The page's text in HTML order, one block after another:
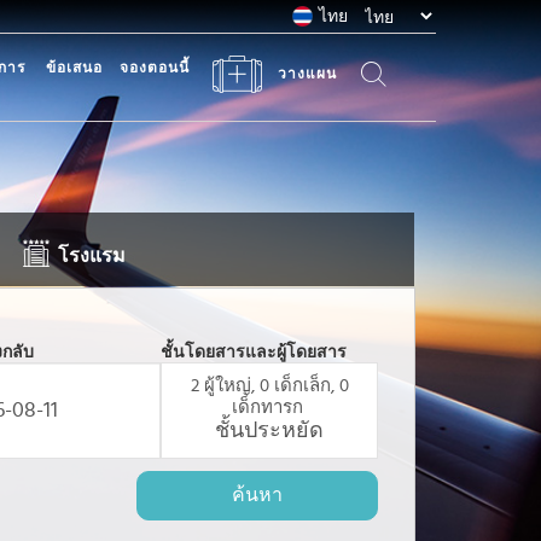
โรงแรม
กลับ ชั้นโดยสารและผู้โดยสาร
2 ผู้ใหญ่, 0 เด็กเล็ก, 0
เด็กทารก
ชั้นประหยัด
ค้นหา
ไทย
าร ข้อเสนอ จองตอนนี้ วางแผน